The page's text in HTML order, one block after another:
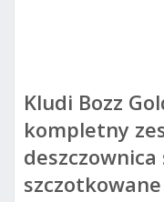
Kludi Bozz
kompletny
deszczownica
szczotkowane